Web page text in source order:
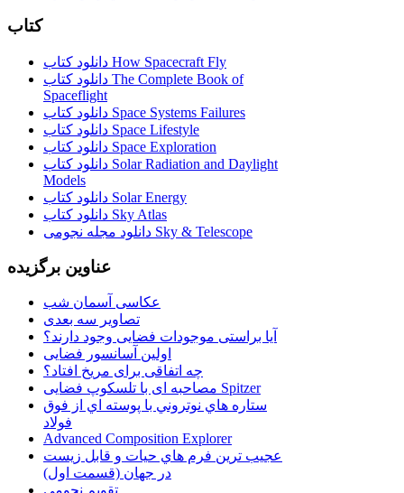
کتاب
دانلود کتاب How Spacecraft Fly
دانلود کتاب The Complete Book of
Spaceflight
دانلود کتاب Space Systems Failures
دانلود کتاب Space Lifestyle
دانلود کتاب Space Exploration
دانلود کتاب Solar Radiation and Daylight
Models
دانلود کتاب Solar Energy
دانلود کتاب Sky Atlas
دانلود مجله نجومی Sky & Telescope
عناوین برگزیده
عکاسی آسمان شب
تصاویر سه بعدی
آیا براستی موجودات فضایی وجود دارند؟
اولین آسانسور فضایی
چه اتفاقی برای مریخ افتاد؟
مصاحبه ای با تلسکوپ فضایی Spitzer
ستاره هاي نوتروني با پوسته اي از فوق
فولاد
Advanced Composition Explorer
عجیب ترین فرم هاي حيات و قابل زيست
در جهان (قسمت اول)